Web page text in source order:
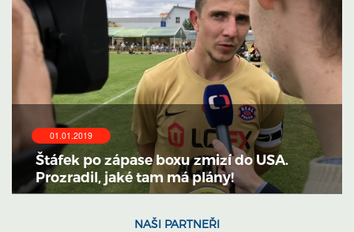
01.01.2019
Štáfek po zápase boxu zmizí do USA.
Prozradil, jaké tam má plány!
NAŠI PARTNEŘI